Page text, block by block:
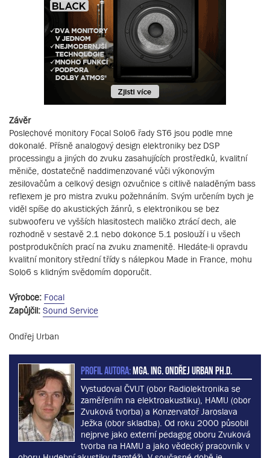
Závěr
Poslechové monitory Focal Solo6 řady ST6 jsou podle mne
dokonalé. Přísně analogový design elektroniky bez DSP
processingu a jiných do zvuku zasahujících prostředků, kvalitní
měniče, dostatečně naddimenzované vůči výkonovým
zesilovačům a celkový design ozvučnice s citlivě naladěným bass
reflexem je pro mistra zvuku požehnáním. Svým určením bych je
viděl spíše do akustických žánrů, s elektronikou se bez
subwooferu ve vyšších hlasitostech maličko ztrácí dech, ale
rozhodně v sestavě 2.1 nebo dokonce 5.1 poslouží i u všech
postprodukčních prací na zvuku znamenitě. Hledáte-li opravdu
kvalitní monitory střední třídy s nálepkou Made in France, mohu
Solo6 s klidným svědomím doporučit.
Výrobce: Focal
Zapůjčil: Sound Service
Ondřej Urban
PROFIL AUTORA:MgA. Ing. Ondřej Urban Ph.D.
Vystudoval ČVUT (obor Radiolektronika se
zaměřením na elektroakustiku), HAMU (obor
Zvuková tvorba) a Konzervatoř Jaroslava
Ježka (obor skladba). Od roku 2000 působil
nejprve jako externí pedagog oboru Zvuková
tvorba na HAMU a jako vědecký pracovník v